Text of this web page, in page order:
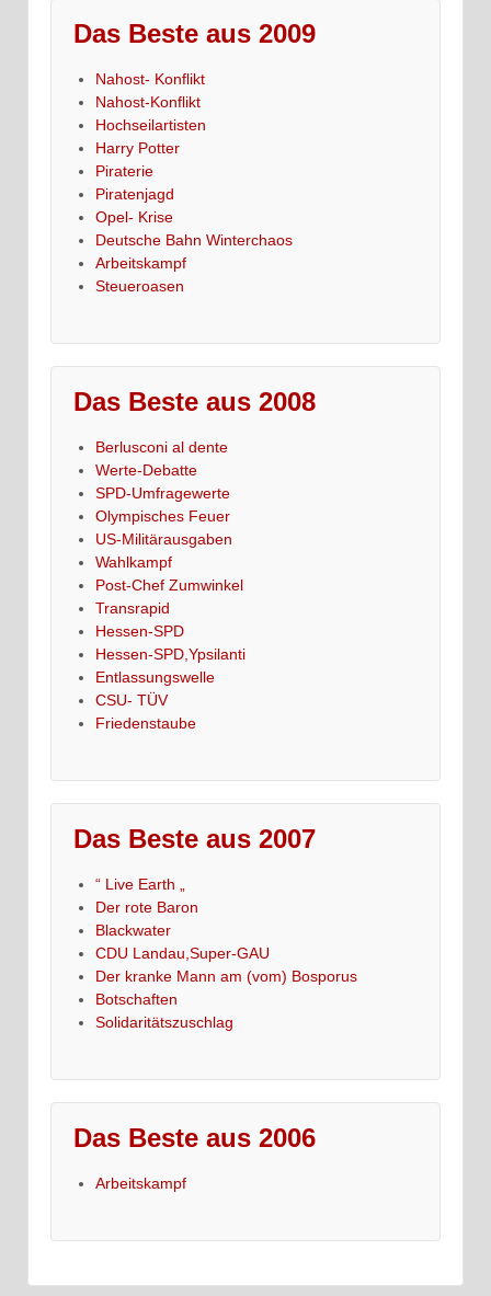
Das Beste aus 2009
Nahost- Konflikt
Nahost-Konflikt
Hochseilartisten
Harry Potter
Piraterie
Piratenjagd
Opel- Krise
Deutsche Bahn Winterchaos
Arbeitskampf
Steueroasen
Das Beste aus 2008
Berlusconi al dente
Werte-Debatte
SPD-Umfragewerte
Olympisches Feuer
US-Militärausgaben
Wahlkampf
Post-Chef Zumwinkel
Transrapid
Hessen-SPD
Hessen-SPD,Ypsilanti
Entlassungswelle
CSU- TÜV
Friedenstaube
Das Beste aus 2007
“ Live Earth „
Der rote Baron
Blackwater
CDU Landau,Super-GAU
Der kranke Mann am (vom) Bosporus
Botschaften
Solidaritätszuschlag
Das Beste aus 2006
Arbeitskampf